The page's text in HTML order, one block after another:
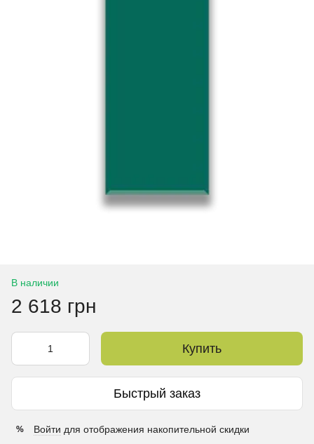
В наличии
2 618 грн
Купить
Быстрый заказ
% Войти для отображения накопительной скидки